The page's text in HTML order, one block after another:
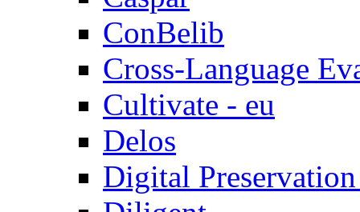
ConBelib
Cross-Language
Cultivate - eu
Delos
Digital